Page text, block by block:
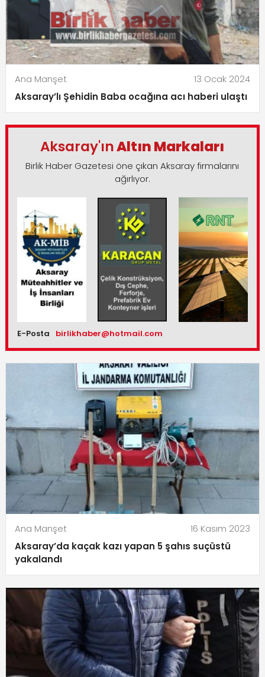
Ana Manşet
13 Ocak 2024
Aksaray’lı Şehidin Baba ocağına acı haberi ulaştı
Aksaray'ınAltın Markaları
Birlik Haber Gazetesi öne çıkan Aksaray firmalarını
ağırlıyor.
E-Posta birlikhaber@hotmail.com
Ana Manşet
16 Kasım 2023
Aksaray’da kaçak kazı yapan 5 şahıs suçüstü
yakalandı